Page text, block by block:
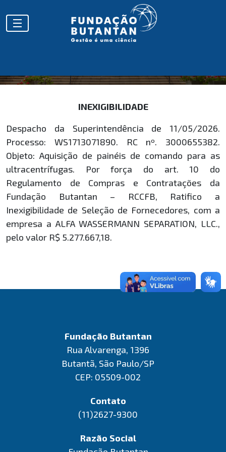
HOMOLOGAÇÕES
INEXIGIBILIDADE
Despacho da Superintendência de 11/05/2026.
Processo: WS1713071890. RC nº. 3000655382.
Objeto: Aquisição de painéis de comando para as
ultracentrífugas. Por força do art. 10 do
Regulamento de Compras e Contratações da
Fundação Butantan – RCCFB, Ratifico a
Inexigibilidade de Seleção de Fornecedores, com a
empresa a ALFA WASSERMANN SEPARATION, LLC.,
pelo valor R$ 5.277.667,18.
Fundação Butantan
Rua Alvarenga, 1396
Butantã, São Paulo/SP
CEP: 05509-002
Contato
(11)2627-9300
Razão Social